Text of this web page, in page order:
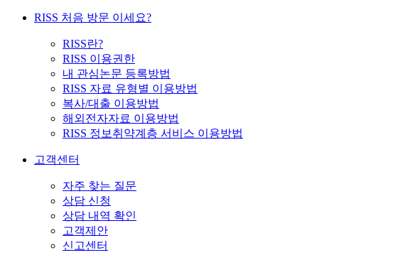
RISS 처음 방문 이세요?
RISS란?
RISS 이용권한
내 관심논문 등록방법
RISS 자료 유형별 이용방법
복사/대출 이용방법
해외전자자료 이용방법
RISS 정보취약계층 서비스 이용방법
고객센터
자주 찾는 질문
상담 신청
상담 내역 확인
고객제안
신고센터